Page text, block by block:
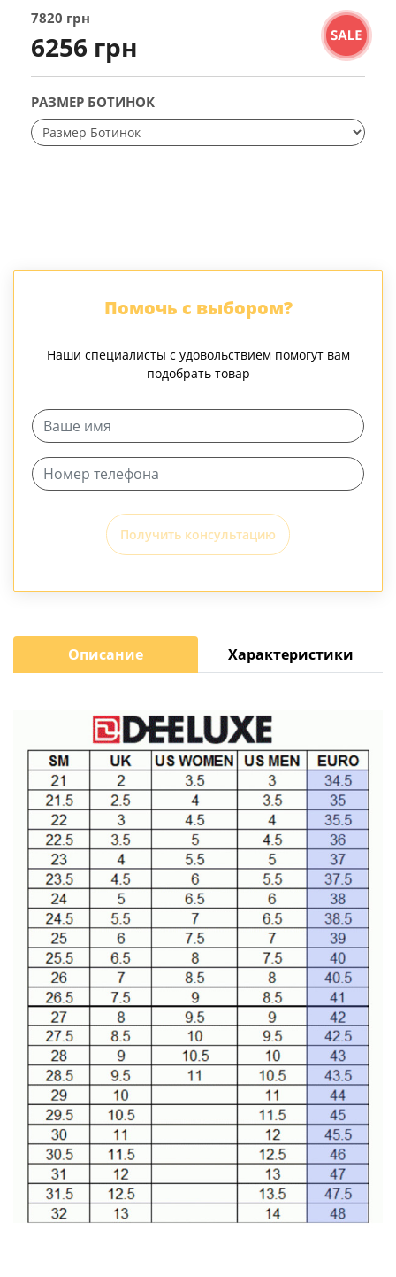
7820 грн
6256 грн
РАЗМЕР БОТИНОК
Помочь с выбором?
Наши специалисты с удовольствием помогут вам
подобрать товар
Получить консультацию
Описание Характеристики